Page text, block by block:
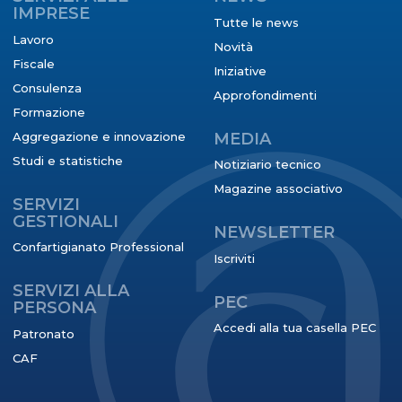
IMPRESE
Lavoro
Fiscale
Consulenza
Formazione
Aggregazione e innovazione
Studi e statistiche
SERVIZI
GESTIONALI
Confartigianato Professional
SERVIZI ALLA
PERSONA
Patronato
CAF
Tutte le news
Novità
Iniziative
Approfondimenti
MEDIA
Notiziario tecnico
Magazine associativo
NEWSLETTER
Iscriviti
PEC
Accedi alla tua casella PEC